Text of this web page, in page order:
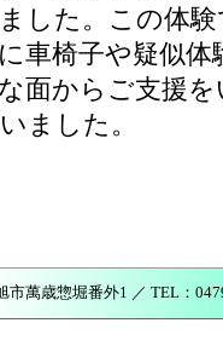
した。この体
車椅子や疑似
面からご支援
ました。
萬歳惣堀番外1 ／ TEL：